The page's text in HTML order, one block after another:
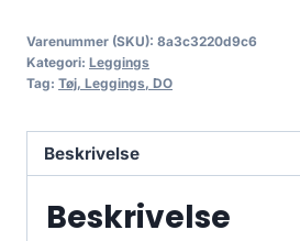
Varenummer (SKU): 8a3c3220d9c6
Kategori: Leggings
Tag: Tøj, Leggings, DO
Beskrivelse
Beskrivelse